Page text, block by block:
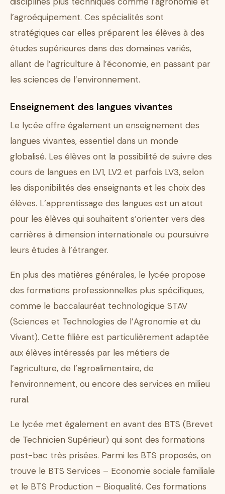
l’agroéquipement. Ces spécialités sont
stratégiques car elles préparent les élèves à des
études supérieures dans des domaines variés,
allant de l’agriculture à l’économie, en passant par
les sciences de l’environnement.
Enseignement des langues vivantes
Le lycée offre également un enseignement des
langues vivantes, essentiel dans un monde
globalisé. Les élèves ont la possibilité de suivre des
cours de langues en LV1, LV2 et parfois LV3, selon
les disponibilités des enseignants et les choix des
élèves. L’apprentissage des langues est un atout
pour les élèves qui souhaitent s’orienter vers des
carrières à dimension internationale ou poursuivre
leurs études à l’étranger.
En plus des matières générales, le lycée propose
des formations professionnelles plus spécifiques,
comme le baccalauréat technologique STAV
(Sciences et Technologies de l’Agronomie et du
Vivant). Cette filière est particulièrement adaptée
aux élèves intéressés par les métiers de
l’agriculture, de l’agroalimentaire, de
l’environnement, ou encore des services en milieu
rural.
Le lycée met également en avant des BTS (Brevet
de Technicien Supérieur) qui sont des formations
post-bac très prisées. Parmi les BTS proposés, on
trouve le BTS Services – Economie sociale familiale
et le BTS Production – Bioqualité. Ces formations